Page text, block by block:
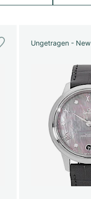
Ungetragen - New